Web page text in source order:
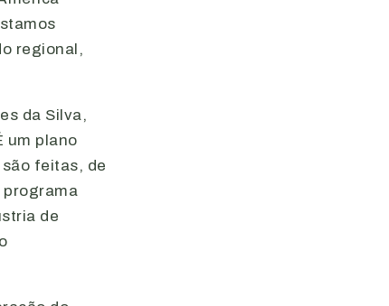
regional,
da Silva,
um plano
feitas, de
programa
de